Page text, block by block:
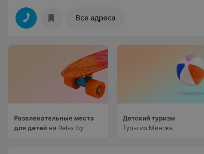
Все адреса
Развлекательные места
для детей на Relax.by
Детский туризм
Туры из Минска